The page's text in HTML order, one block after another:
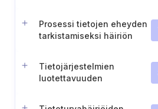
Prosessi tietojen eheyden
tarkistamiseksi häiriön
Tietojärjestelmien
luotettavuuden